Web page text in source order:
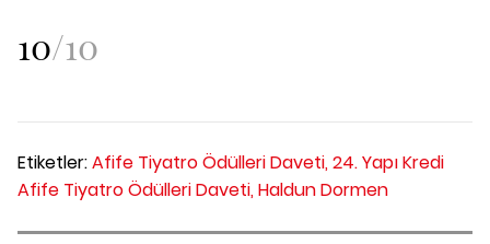
10/10
Etiketler:Afife Tiyatro Ödülleri Daveti,24. Yapı Kredi
Afife Tiyatro Ödülleri Daveti,Haldun Dormen